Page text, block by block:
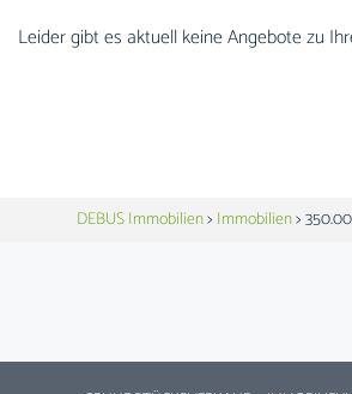
Leider gibt es aktuell keine Angebote zu
DEBUS Immobilien> Immobilien>